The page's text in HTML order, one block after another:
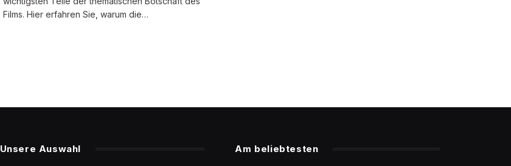
Films. Hier erfahren Sie, warum die…
Unsere Auswahl Am beliebtesten